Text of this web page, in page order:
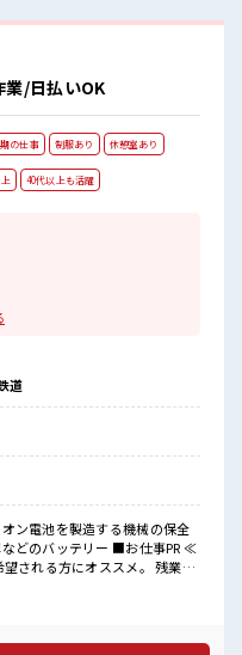
業/日払いOK
の仕事 制服あり 休憩室あり
40代以上も活躍
≫
ど、
いきましょう！
道
ン電池を製造する機械の保全
テリー ■お仕事PR ≪
される方にオススメ。 残業は
あると毎日の服選びに悩まず
・ステップUP目指していきま